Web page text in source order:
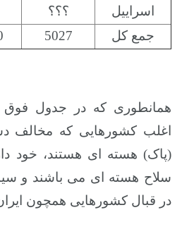
اسراییل ؟؟؟
جمع کل
5027
همانطوری که در جدول فوق
اغلب کشورهایی که مخالف
(پاک) هسته ای هستند، خود
سلاح هسته ای می باشند و
در قبال کشورهایی همچون